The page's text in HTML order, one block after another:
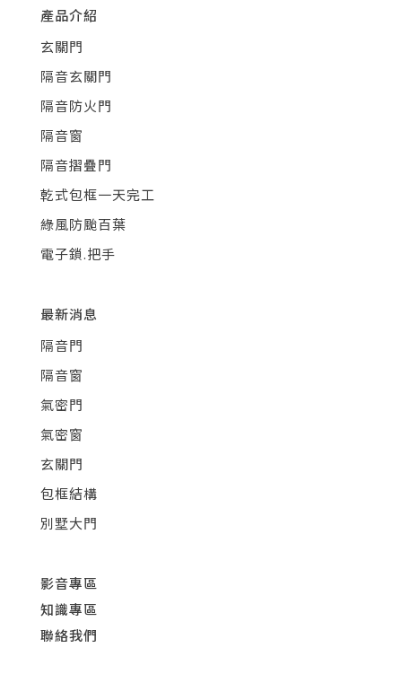
產品介紹
玄關門
隔音玄關門
隔音防火門
隔音窗
隔音摺疊門
乾式包框一天完工
綠風防颱百葉
電子鎖.把手
最新消息
隔音門
隔音窗
氣密門
氣密窗
玄關門
包框結構
別墅大門
影音專區
知識專區
聯絡我們